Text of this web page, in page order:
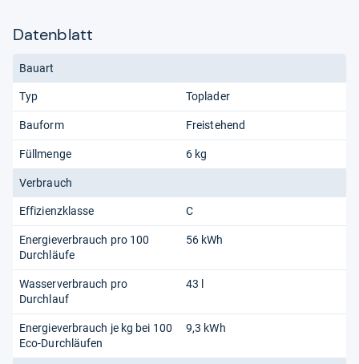
Datenblatt
Bauart
Typ Toplader
Bauform Freistehend
Füllmenge 6 kg
Verbrauch
Effizienzklasse C
Energieverbrauch pro 100
Durchläufe
56 kWh
Wasserverbrauch pro
Durchlauf
43 l
Energieverbrauch je kg bei 100
Eco-Durchläufen
9,3 kWh